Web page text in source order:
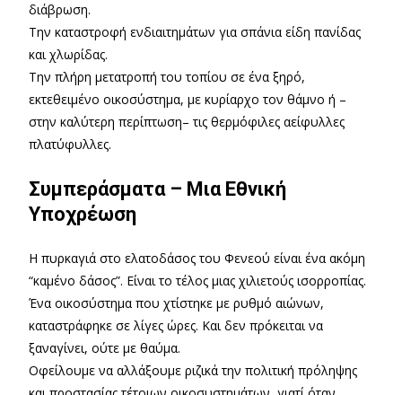
διάβρωση.
Την καταστροφή ενδιαιτημάτων για σπάνια είδη πανίδας
και χλωρίδας.
Την πλήρη μετατροπή του τοπίου σε ένα ξηρό,
εκτεθειμένο οικοσύστημα, με κυρίαρχο τον θάμνο ή –
στην καλύτερη περίπτωση– τις θερμόφιλες αείφυλλες
πλατύφυλλες.
Συμπεράσματα – Μια Εθνική
Υποχρέωση
Η πυρκαγιά στο ελατοδάσος του Φενεού είναι ένα ακόμη
“καμένο δάσος”. Είναι το τέλος μιας χιλιετούς ισορροπίας.
Ένα οικοσύστημα που χτίστηκε με ρυθμό αιώνων,
καταστράφηκε σε λίγες ώρες. Και δεν πρόκειται να
ξαναγίνει, ούτε με θαύμα.
Οφείλουμε να αλλάξουμε ριζικά την πολιτική πρόληψης